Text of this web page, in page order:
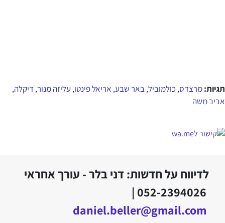
תגיות:מרצדס, כולמוביל,באר שבע, אריאל פינטו, עליזה מנור, דיקלה,
אביב משה
לדיווח על חדשות: דני בלר - עורך אחראי
052-2394026 |
daniel.beller@gmail.com